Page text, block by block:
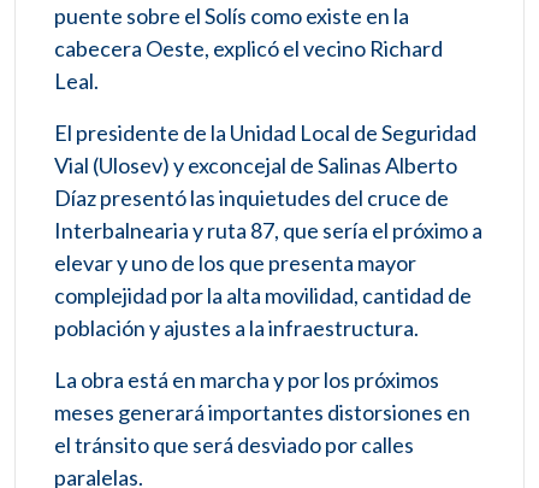
puente sobre el Solís como existe en la
cabecera Oeste, explicó el vecino Richard
Leal.
El presidente de la Unidad Local de Seguridad
Vial (Ulosev) y exconcejal de Salinas Alberto
Díaz presentó las inquietudes del cruce de
Interbalnearia y ruta 87, que sería el próximo a
elevar y uno de los que presenta mayor
complejidad por la alta movilidad, cantidad de
población y ajustes a la infraestructura.
La obra está en marcha y por los próximos
meses generará importantes distorsiones en
el tránsito que será desviado por calles
paralelas.